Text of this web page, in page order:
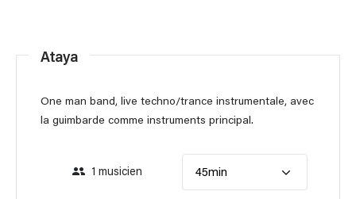
Ataya
One man band, live techno/trance instrumentale, avec
la guimbarde comme instruments principal.
1 musicien 45min